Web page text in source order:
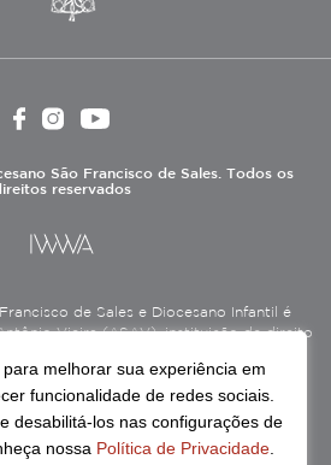
São Francisco de Sales. Todos os
reservados
de Sales e Diocesano Infantil é
Vieira (ASAV), instituição de direito
filantrópica, de natureza educativa,
certificada como Entidade
(CEBAS), nas áreas de educação e
melhorar sua experiência em
funcionalidade de redes sociais.
desabilitá-los nas configurações de
nossa Política de Privacidade.